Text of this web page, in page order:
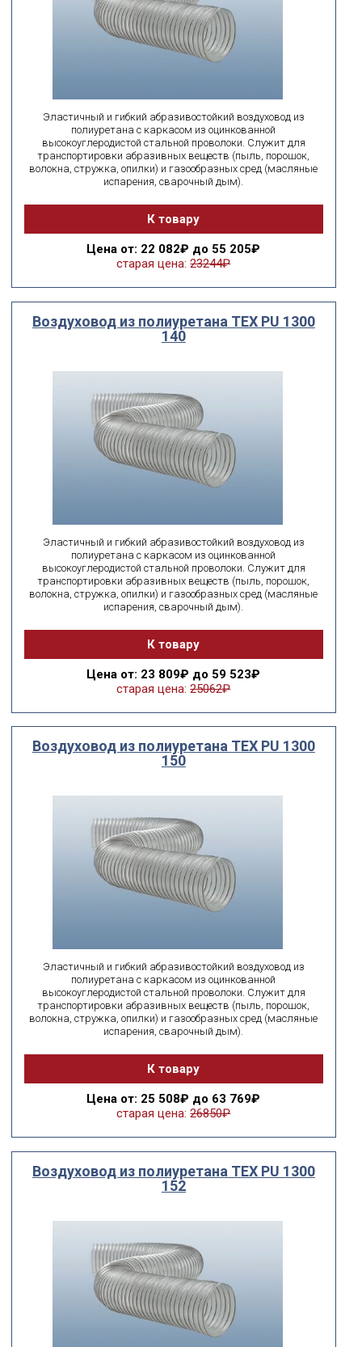
Эластичный и гибкий абразивостойкий воздуховод из
полиуретана с каркасом из оцинкованной
высокоуглеродистой стальной проволоки. Служит для
транспортировки абразивных веществ (пыль, порошок,
волокна, стружка, опилки) и газообразных сред (масляные
испарения, сварочный дым).
К товару
Цена от: 22 082₽ до 55 205₽
старая цена: 23244₽
Воздуховод из полиуретана ТЕХ PU 1300
140
Эластичный и гибкий абразивостойкий воздуховод из
полиуретана с каркасом из оцинкованной
высокоуглеродистой стальной проволоки. Служит для
транспортировки абразивных веществ (пыль, порошок,
волокна, стружка, опилки) и газообразных сред (масляные
испарения, сварочный дым).
К товару
Цена от: 23 809₽ до 59 523₽
старая цена: 25062₽
Воздуховод из полиуретана ТЕХ PU 1300
150
Эластичный и гибкий абразивостойкий воздуховод из
полиуретана с каркасом из оцинкованной
высокоуглеродистой стальной проволоки. Служит для
транспортировки абразивных веществ (пыль, порошок,
волокна, стружка, опилки) и газообразных сред (масляные
испарения, сварочный дым).
К товару
Цена от: 25 508₽ до 63 769₽
старая цена: 26850₽
Воздуховод из полиуретана ТЕХ PU 1300
152